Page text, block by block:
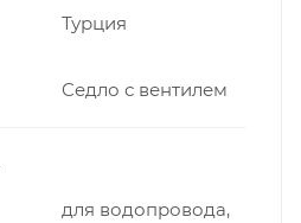
Турция
Cедло с вентилем
для водопровода,